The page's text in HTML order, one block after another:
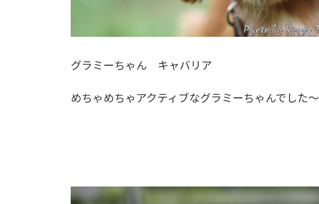
グラミーちゃん キャバリア
めちゃめちゃアクティブなグラミーちゃんでした～